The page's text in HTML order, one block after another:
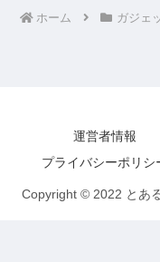
ホーム ガジェ
運営者情報
プライバシーポリシ
Copyright © 2022 とあ